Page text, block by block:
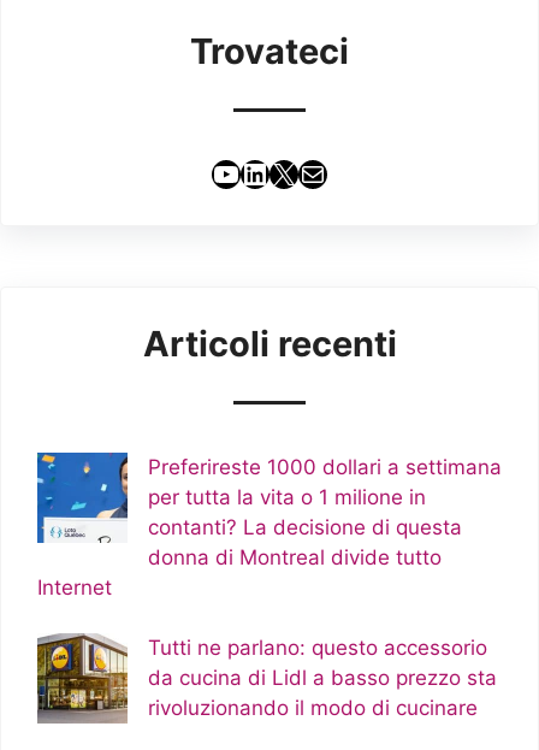
Trovateci
YouTube
LinkedIn
X Email
Articoli recenti
Preferireste 1000 dollari a settimana
per tutta la vita o 1 milione in
contanti? La decisione di questa
donna di Montreal divide tutto
Internet
Tutti ne parlano: questo accessorio
da cucina di Lidl a basso prezzo sta
rivoluzionando il modo di cucinare